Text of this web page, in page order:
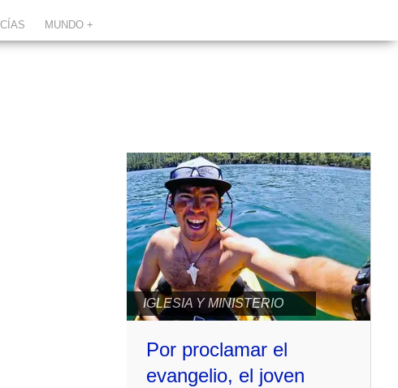
MUNDO +
IGLESIA Y MINISTERIO
Por proclamar el
evangelio, el joven